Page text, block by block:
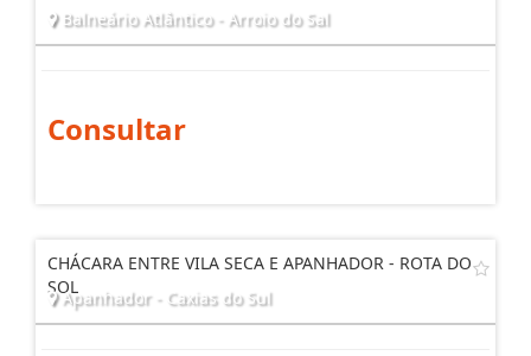
Balneário Atlântico - Arroio do Sal
Consultar
CHÁCARA ENTRE VILA SECA E APANHADOR - ROTA DO
SOL
Apanhador - Caxias do Sul